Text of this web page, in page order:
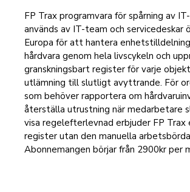
FP Trax programvara för spårning av
används av IT-team och servicedeskar
Europa för att hantera
hårdvara genom hela livscykeln och
granskningsbart register för varje
utlämning till slutligt avyttrande. För
som behöver rapportera om
återställa utrustning när medarbetare
visa regelefterlevnad erbjuder FP
register utan den manuella
Abonnemangen börjar från 2900kr per